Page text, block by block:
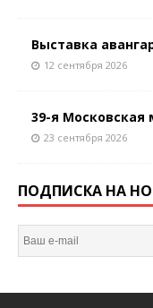
Выставка
12 сентября 2026
39-я Московская
23 сентября 2026
ПОДПИСКА НА